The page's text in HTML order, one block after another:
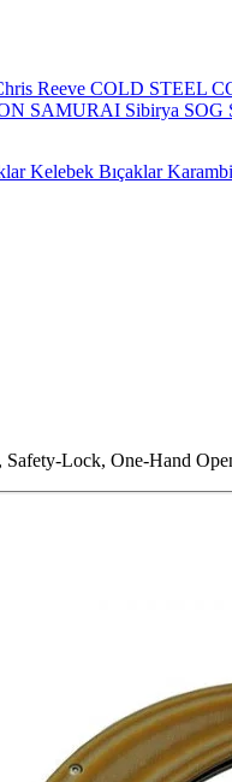
Reeve COLD STEEL
SAMURAI Sibirya SOG
Kelebek Bıçaklar
One‑Hand